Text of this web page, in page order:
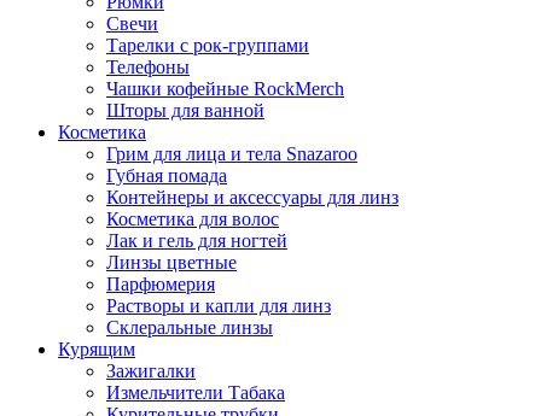
Свечи
Тарелки с рок-группами
Телефоны
Чашки кофейные RockMerch
Шторы для ванной
Косметика
Грим для лица и тела Snazaroo
Губная помада
Контейнеры и аксессуары для линз
Косметика для волос
Лак и гель для ногтей
Линзы цветные
Парфюмерия
Растворы и капли для линз
Склеральные линзы
Курящим
Зажигалки
Измельчители Табака